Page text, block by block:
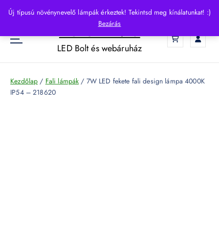
Új típusú növénynevelő lámpák érkeztek! Tekintsd meg kínálatunkat! :)
Bezárás
p
o
HelloLED.hu
LED Bolt és webáruház
Kezdőlap / Fali lámpák / 7W LED fekete fali design lámpa 4000K
IP54 – 218620